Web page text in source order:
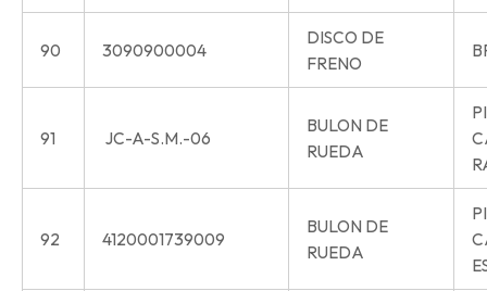
90 3090900004
DISCO DE
FRENO
91 JC-A-S.M.-06
BULON DE
RUEDA
92 4120001739009
BULON DE
RUEDA